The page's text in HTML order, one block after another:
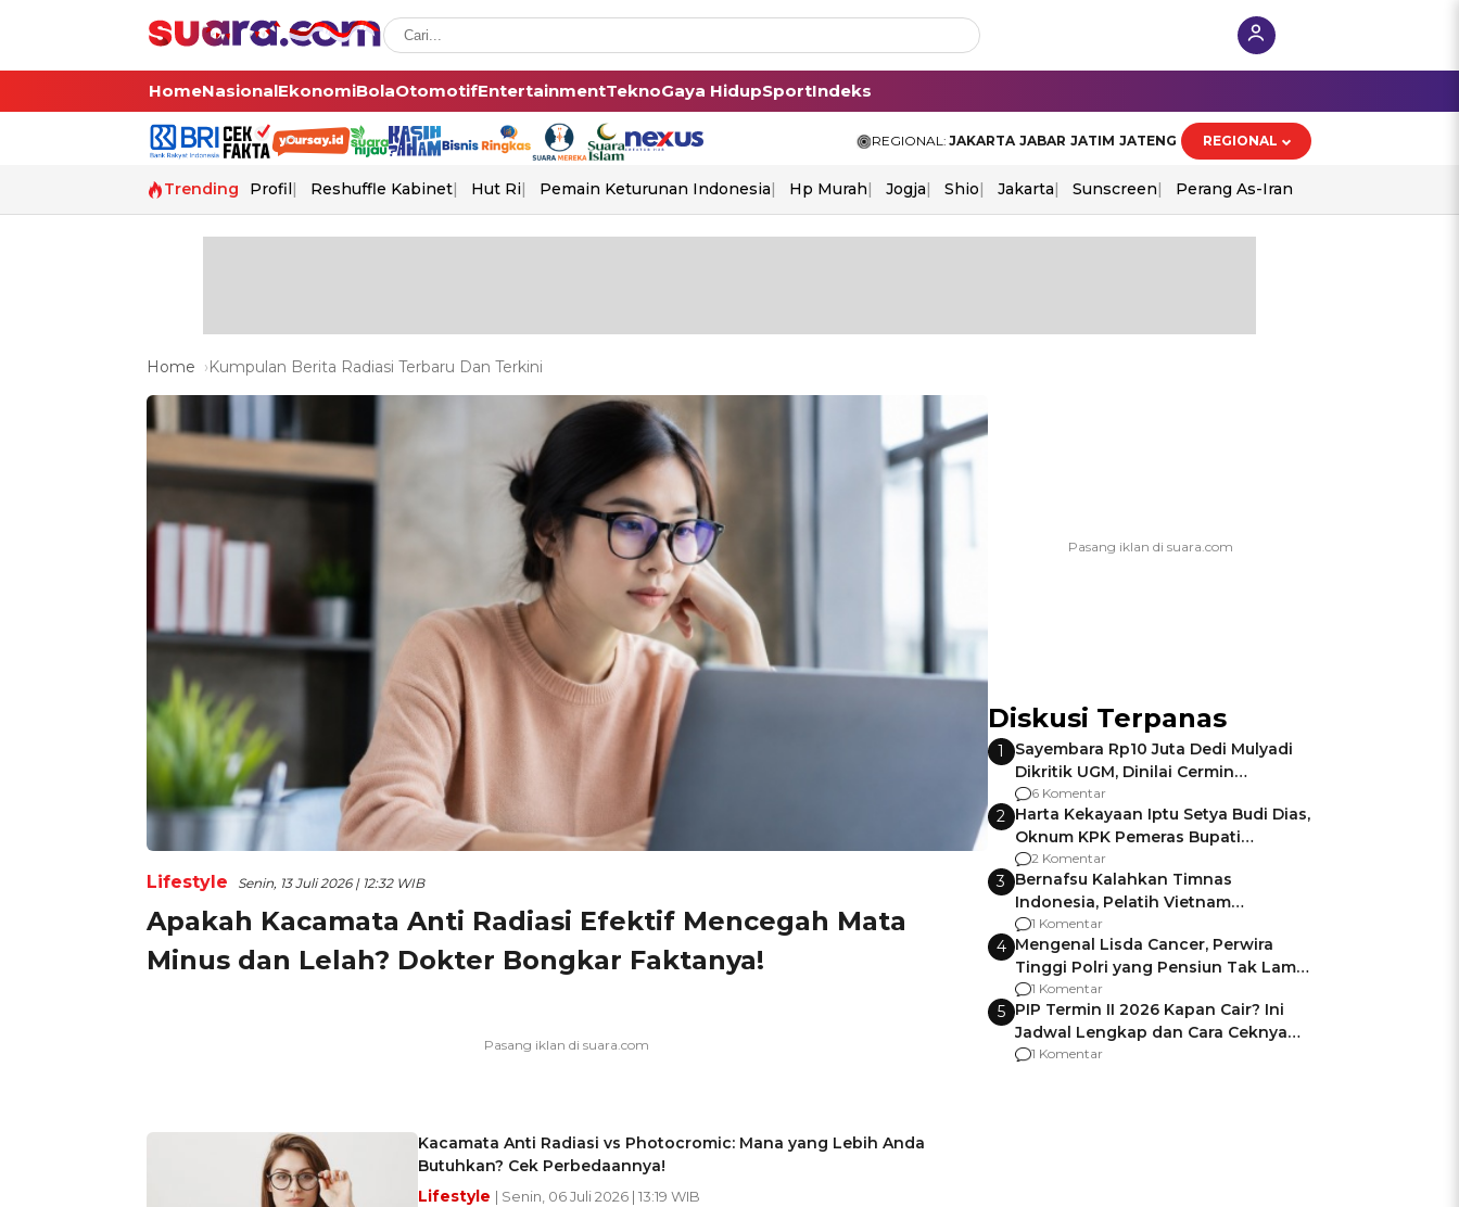
HomeNasionalEkonomiBolaOtomotifEntertainmentTeknoGaya HidupSportIndeks
REGIONAL: JAKARTA JABAR JATIM JATENG REGIONAL
Trending Profil Reshuffle Kabinet Hut Ri Pemain Keturunan Indonesia Hp Murah Jogja Shio Jakarta Sunscreen Perang As-Iran
Home Kumpulan Berita Radiasi Terbaru Dan Terkini
Lifestyle Senin, 13 Juli 2026 | 12:32 WIB
Apakah Kacamata Anti Radiasi Efektif Mencegah Mata
Minus dan Lelah? Dokter Bongkar Faktanya!
Kacamata Anti Radiasi vs Photocromic: Mana yang Lebih Anda
Butuhkan? Cek Perbedaannya!
Lifestyle | Senin, 06 Juli 2026 | 13:19 WIB
Diskusi Terpanas
1
Sayembara Rp10 Juta Dedi Mulyadi
Dikritik UGM, Dinilai Cermin
Gagalnya Negara Jamin Keamanan
6 Komentar
2 Harta Kekayaan Iptu Setya Budi Dias,
Oknum KPK Pemeras Bupati
Pemalang
2 Komentar
3 Bernafsu Kalahkan Timnas
Indonesia, Pelatih Vietnam
Berencana Pakai Jimat di Pakansari
1 Komentar
4 Mengenal Lisda Cancer, Perwira
Tinggi Polri yang Pensiun Tak Lama
Usai Jadi Brigjen
1 Komentar
5 PIP Termin II 2026 Kapan Cair? Ini
Jadwal Lengkap dan Cara Ceknya
agar Dana Tidak Hangus!
1 Komentar